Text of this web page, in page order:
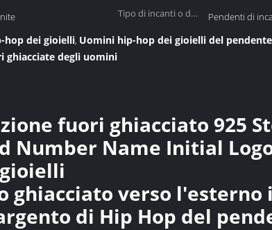
Tipo di incanti o dei
Pendenti di
hop dei gioielli, Uomini hip-hop dei gioielli del
ghiacciate degli uomini
fuori ghiacciato 925
Number Name Initial
ghiacciato verso
di Hip Hop del